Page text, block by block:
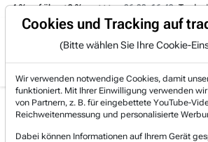
% auf über +3 %. 06.08. 16:49 Trade des
Gratis Account Login
Jetzt registrieren und gratis
Bereits bei TraderFox registriert?
Cookies und Tracking auf
(Bitte wählen Sie Ihre Cookie-
Wir verwenden notwendige Cookies, damit
funktioniert. Mit Ihrer Einwilligung verwenden
von Partnern, z. B. für eingebettete YouTube-
Reichweitenmessung und personalisierte
Dabei können Informationen auf Ihrem Gerät